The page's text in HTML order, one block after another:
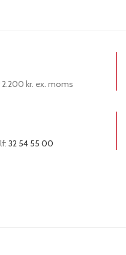
kr. ex. moms
32 54 55 00